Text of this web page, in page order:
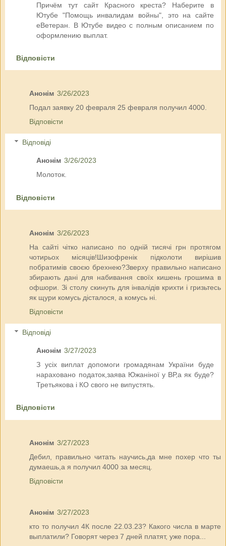
Причём тут сайт Красного креста? Наберите в
Ютубе "Помощь инвалидам войны", это на сайте
еВетеран. В Ютубе видео с полным описанием по
оформлению выплат.
Відповісти
Анонім 3/26/2023
Подал заявку 20 февраля 25 февраля получил 4000.
Відповісти
Відповіді
Анонім 3/26/2023
Молоток.
Відповісти
Анонім 3/26/2023
На сайті чітко написано по одній тисячі грн протягом
чотирьох місяців!Шизофренік підколоти вирішив
побратимів своєю брехнею?Зверху правильно написано
збирають дані для набивання своїх кишень грошима в
офшори. Зі столу скинуть для інвалідів крихти і гризьтесь
як щури комусь дісталося, а комусь ні.
Відповісти
Відповіді
Анонім 3/27/2023
З усіх виплат допомоги громадянам України буде
нараховано податок,заява Южаніної у ВР,а як буде?
Третьякова і КО свого не випустять.
Відповісти
Анонім 3/27/2023
Дебил, правильно читать научись,да мне похер что ты
думаешь,а я получил 4000 за месяц.
Відповісти
Анонім 3/27/2023
кто то получил 4К после 22.03.23? Какого числа в марте
выплатили? Говорят через 7 дней платят, уже пора...